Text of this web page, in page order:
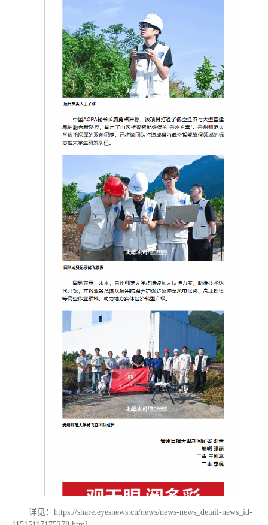
详见：https://share.eyesnews.cn/news/news-news_detail-news_id-